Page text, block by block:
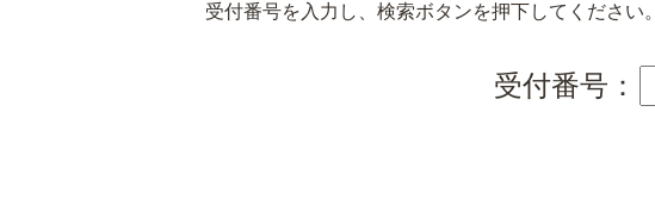
受付番号を入力し、検索ボタンを押下してください。
受付番号：